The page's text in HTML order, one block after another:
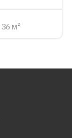
36 м²